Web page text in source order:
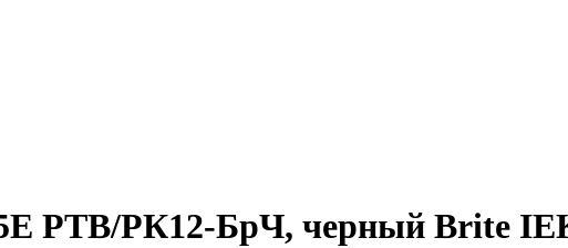
РТВ/РК12-БрЧ, черный Brite